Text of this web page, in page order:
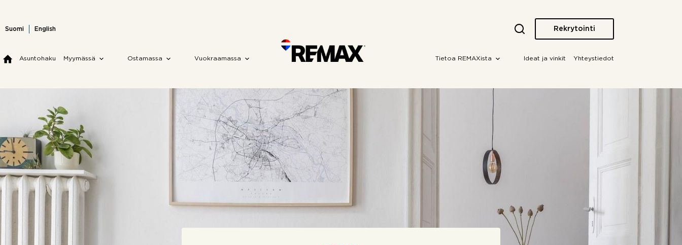
content
Suomi English Rekrytointi
Asuntohaku Myymässä Ostamassa Vuokraamassa Tietoa REMAXista Ideat ja vinkit Yhteystiedot